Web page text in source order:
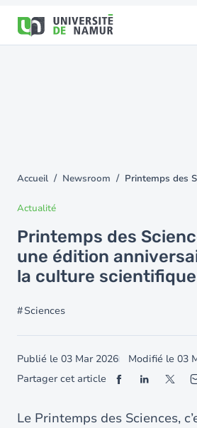
contenu
You
here
Accueil Newsroom Printemps des
Actualité
Printemps des
une édition
la culture scientifique
Sciences
Publié le 03 Mar 2026 Modifié le 03
Partager cet article
Le Printemps des Sciences,